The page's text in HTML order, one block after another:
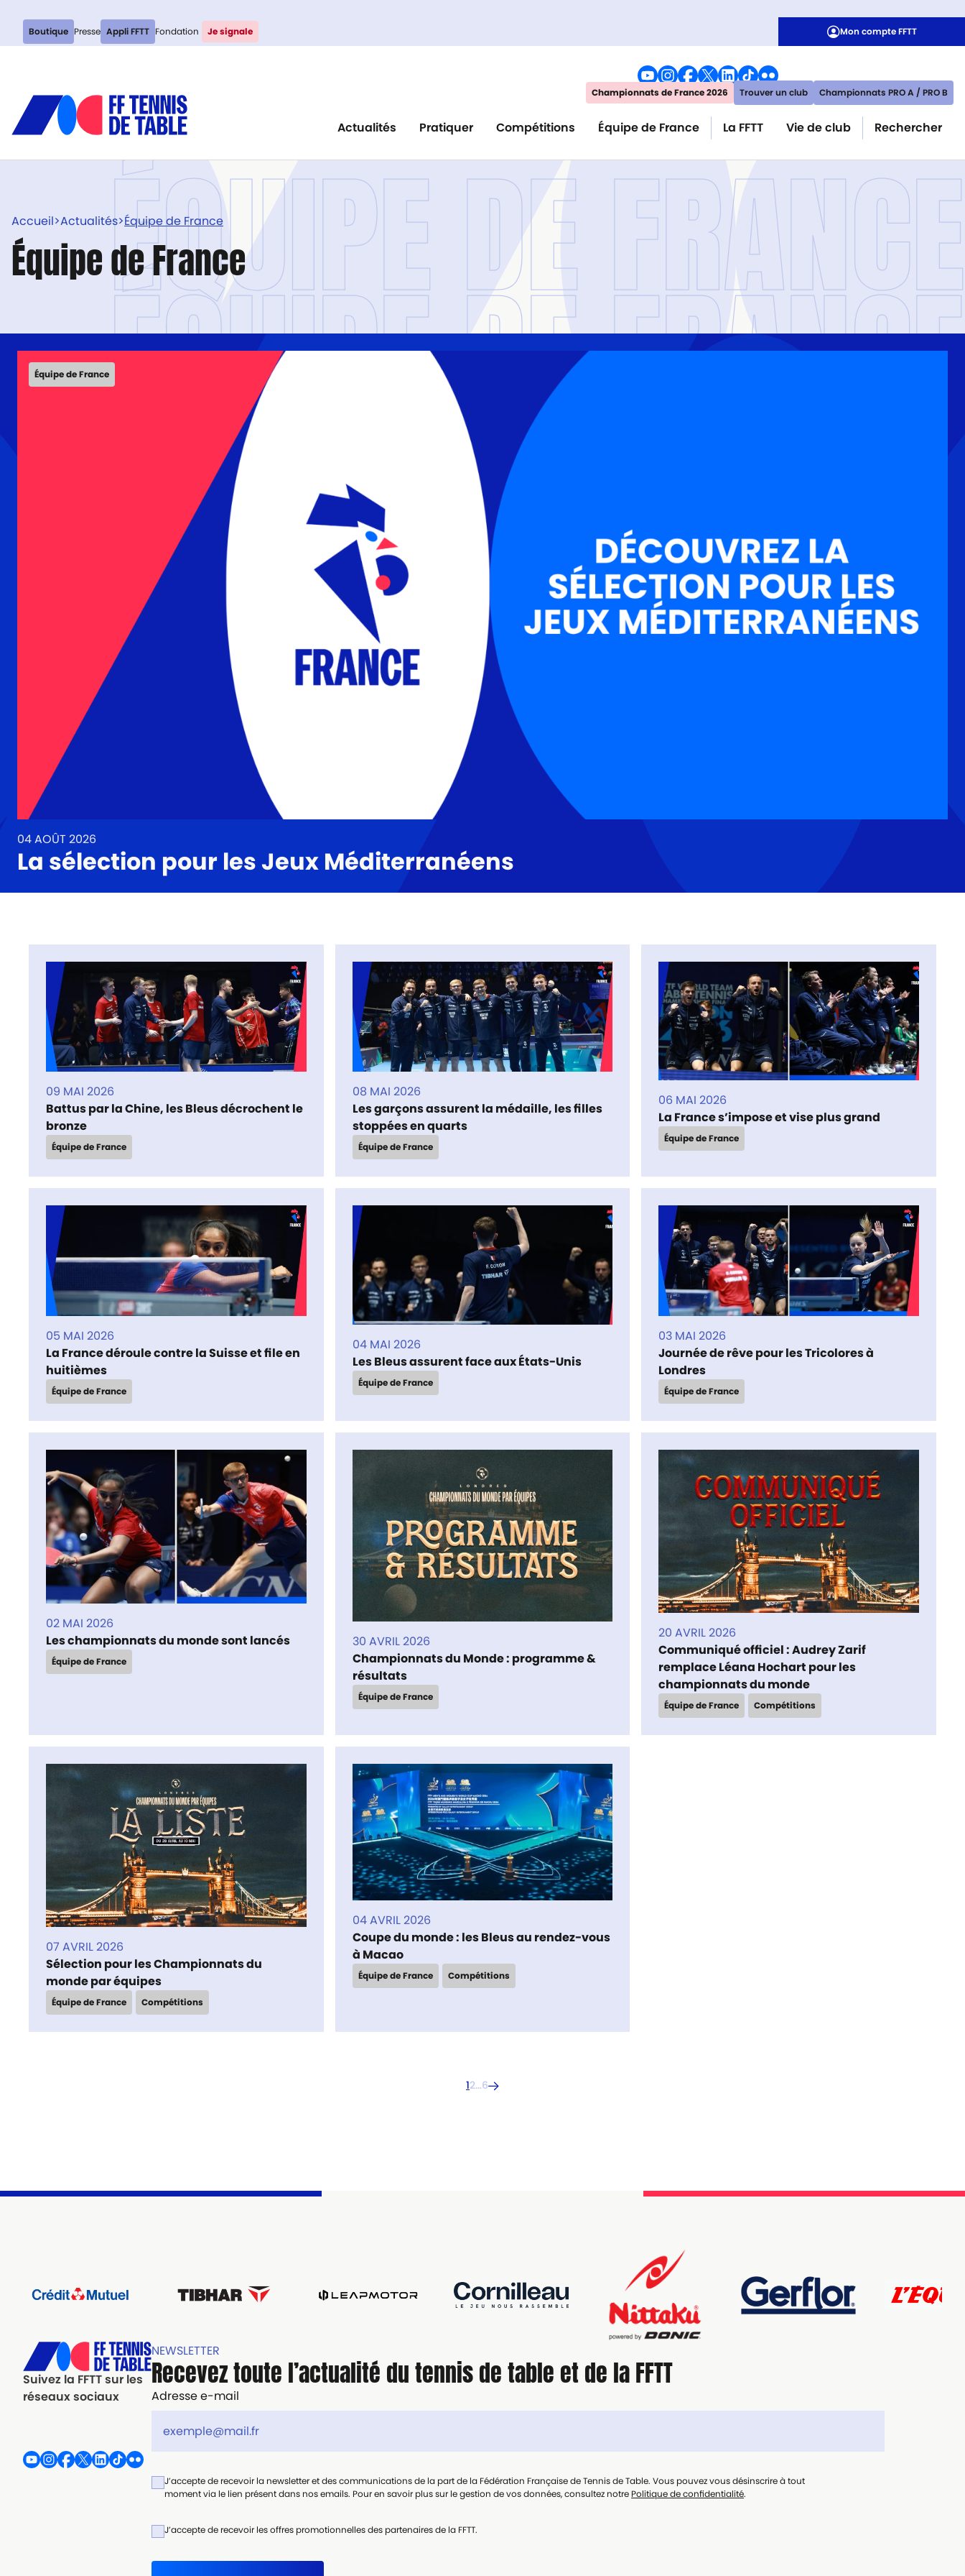
Boutique Presse Appli FFTT Fondation Je signale Mon compte FFTT
Championnats de France 2026 Trouver un club Championnats PRO A / PRO B
Actualités Pratiquer Compétitions Équipe de France La FFTT Vie de club Rechercher
ÉQUIPE DE FRANCE
ÉQUIPE DE FRANCE
Accueil>Actualités>Équipe de France
Équipe de France
Équipe de France
04 AOÛT 2026
La sélection pour les Jeux Méditerranéens
09 MAI 2026
Battus par la Chine, les Bleus décrochent le
bronze
Équipe de France
08 MAI 2026
Les garçons assurent la médaille, les filles
stoppées en quarts
Équipe de France
06 MAI 2026
La France s’impose et vise plus grand
Équipe de France
05 MAI 2026
La France déroule contre la Suisse et file en
huitièmes
Équipe de France
04 MAI 2026
Les Bleus assurent face aux États-Unis
Équipe de France
03 MAI 2026
Journée de rêve pour les Tricolores à
Londres
Équipe de France
02 MAI 2026
Les championnats du monde sont lancés
Équipe de France
30 AVRIL 2026
Championnats du Monde : programme &
résultats
Équipe de France
20 AVRIL 2026
Communiqué officiel : Audrey Zarif
remplace Léana Hochart pour les
championnats du monde
Équipe de France Compétitions
07 AVRIL 2026
Sélection pour les Championnats du
monde par équipes
Équipe de France Compétitions
04 AVRIL 2026
Coupe du monde : les Bleus au rendez-vous
à Macao
Équipe de France Compétitions
12…6
Suivez la FFTT sur les
réseaux sociaux
NEWSLETTER
Recevez toute l’actualité du tennis de table et de la FFTT
Adresse e-mail
J’accepte de recevoir la newsletter et des communications de la part de la Fédération Française de Tennis de Table. Vous pouvez vous désinscrire à tout
moment via le lien présent dans nos emails. Pour en savoir plus sur le gestion de vos données, consultez notre Politique de confidentialité.
J’accepte de recevoir les offres promotionnelles des partenaires de la FFTT.